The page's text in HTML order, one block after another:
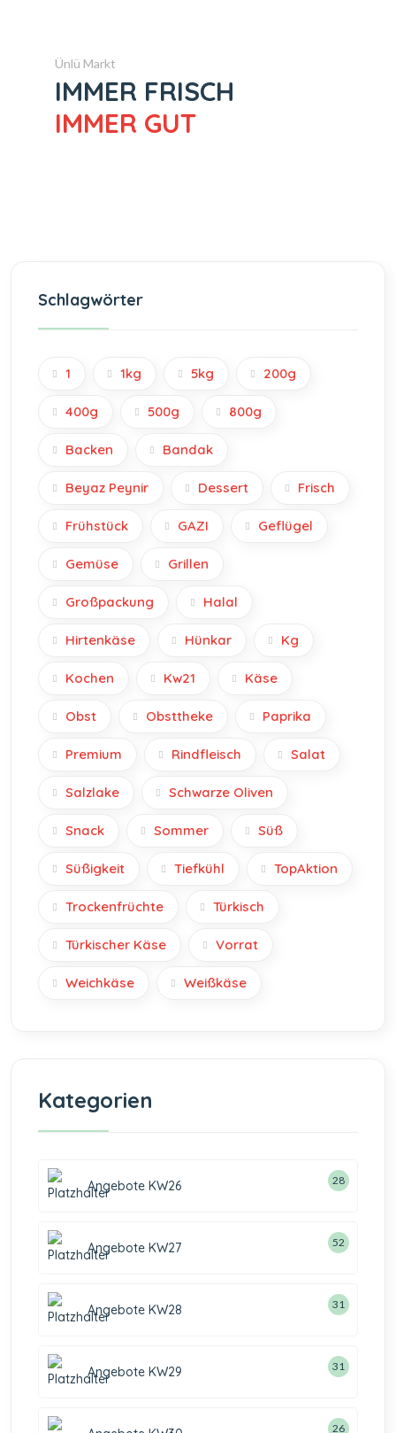
Ünlü Markt
IMMER FRISCH
IMMER GUT
Schlagwörter
1 1kg 5kg 200g
400g 500g 800g
Backen Bandak
Beyaz Peynir Dessert Frisch
Frühstück GAZI Geflügel
Gemüse Grillen
Großpackung Halal
Hirtenkäse Hünkar Kg
Kochen Kw21 Käse
Obst Obsttheke Paprika
Premium Rindfleisch Salat
Salzlake Schwarze Oliven
Snack Sommer Süß
Süßigkeit Tiefkühl TopAktion
Trockenfrüchte Türkisch
Türkischer Käse Vorrat
Weichkäse Weißkäse
Kategorien
Angebote KW26 28
Angebote KW27 52
Angebote KW28 31
Angebote KW29 31
26